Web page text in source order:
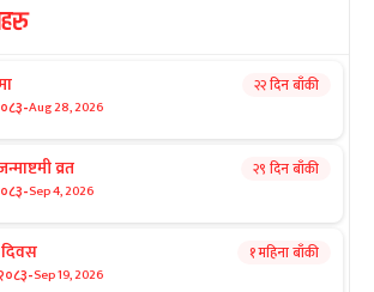
-Aug 28, 2026
२२ दिन बाँकी
व्रत
-Sep 4, 2026
२९ दिन बाँकी
-Sep 19, 2026
१ महिना बाँकी